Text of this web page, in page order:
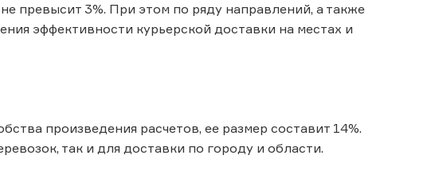
превысит 3%. При этом по ряду направлений, а также
эффективности курьерской доставки на местах и
произведения расчетов, ее размер составит 14%.
так и для доставки по городу и области.